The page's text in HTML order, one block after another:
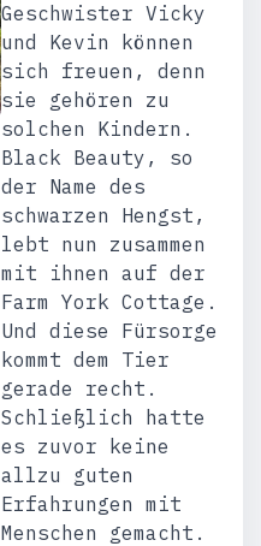
Geschwister Vicky
und Kevin können
sich freuen, denn
sie gehören zu
solchen Kindern.
Black Beauty, so
der Name des
schwarzen Hengst,
lebt nun zusammen
mit ihnen auf der
Farm York Cottage.
Und diese Fürsorge
kommt dem Tier
gerade recht.
Schließlich hatte
es zuvor keine
allzu guten
Erfahrungen mit
Menschen gemacht.